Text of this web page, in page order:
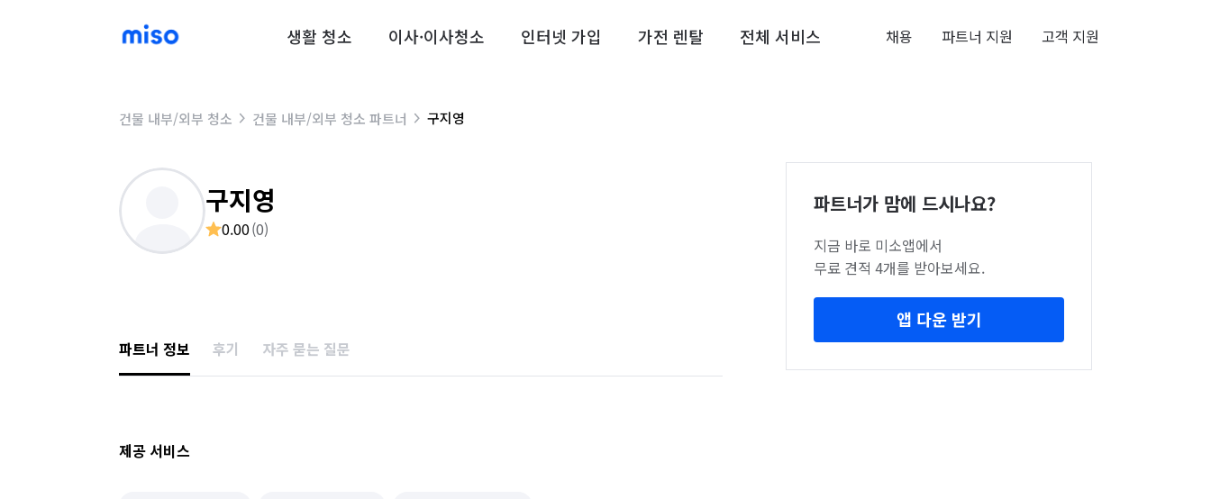
생활 청소 이사·이사청소 인터넷 가입 가전 렌탈 전체 서비스 채용 파트너 지원 고객 지원
건물 내부/외부 청소 건물 내부/외부 청소 파트너 구지영
구지영
0.00(0)
파트너 정보 후기 자주 묻는 질문
제공 서비스
파트너가 맘에 드시나요?
지금 바로 미소앱에서
무료 견적 4개를 받아보세요.
앱 다운 받기